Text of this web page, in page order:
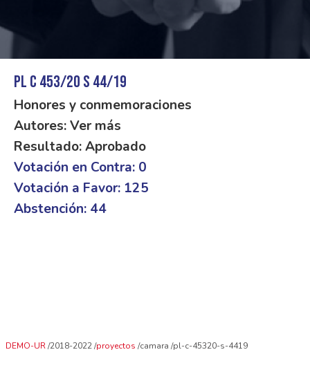
PL C 453/20 S 44/19
Honores y conmemoraciones
Autores: Ver más
Resultado: Aprobado
Votación en Contra: 0
Votación a Favor: 125
Abstención: 44
DEMO-UR 2018-2022 proyectos camara pl-c-45320-s-4419